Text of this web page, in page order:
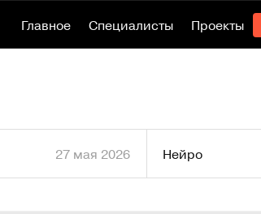
Главное Специалисты Проекты
27 мая 2026 Нейро